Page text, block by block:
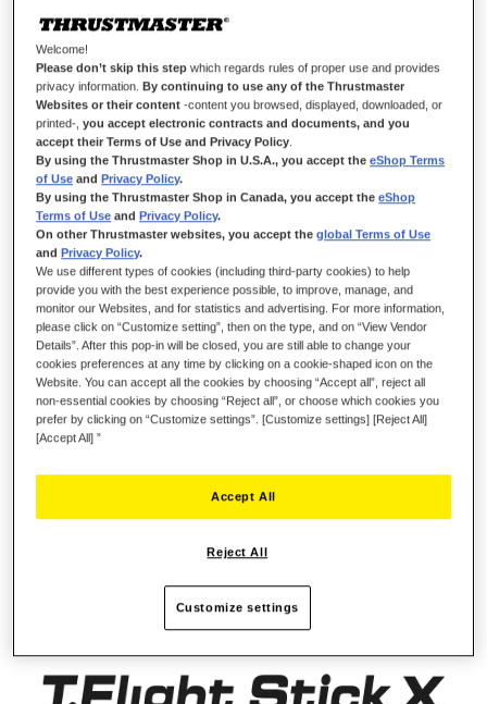
Der T.Flight Stick X ist ein präziser, stabiler und voll ausgestatteter
Joystick für designierte Piloten, die ihre Fähigkeiten in der
virtuellen Flugsimulation verbessern wollen. Der Plug-and-Play-
Joystick ist mit allen Flugsimulationsspielen für PC voll kompatibel
und zeichnet sich durch ein einzigartiges ergonomisches Design
aus, das es ihm erlaubt, sich an jede Art von Spiel anzupassen:
Dogfights, zivile oder kommerzielle Flüge, Weltraumabenteuer
usw.
49,99 €
IN DEN WARENKORB
Welcome!
Please don’t skip this step which regards rules of proper use and provides
privacy information.By continuing to use any of the Thrustmaster
Websites or their content -content you browsed, displayed, downloaded, or
printed-,you accept electronic contracts and documents, and you
accept their Terms of Use and Privacy Policy
By using the Thrustmaster Shop in U.S.A., you accept theeShop Terms
of Use andPrivacy Policy.
By using the Thrustmaster Shop in Canada, you accept theeShop
Terms of Use andPrivacy Policy.
On other Thrustmaster websites, you accept theglobal Terms of Use
andPrivacy Policy.
We use different types of cookies (including third-party cookies) to help
provide you with the best experience possible, to improve, manage, and
monitor our Websites, and for statistics and advertising. For more information,
please click on “Customize setting”, then on the type, and on “View Vendor
Details”. After this pop-in will be closed, you are still able to change your
cookies preferences at any time by clicking on a cookie-shaped icon on the
Website. You can accept all the cookies by choosing “Accept all”, reject all
non-essential cookies by choosing “Reject all”, or choose which cookies you
prefer by clicking on “Customize settings”. [Customize settings] [Reject All]
[Accept All] ”
Reject All
Accept All
Customize settings